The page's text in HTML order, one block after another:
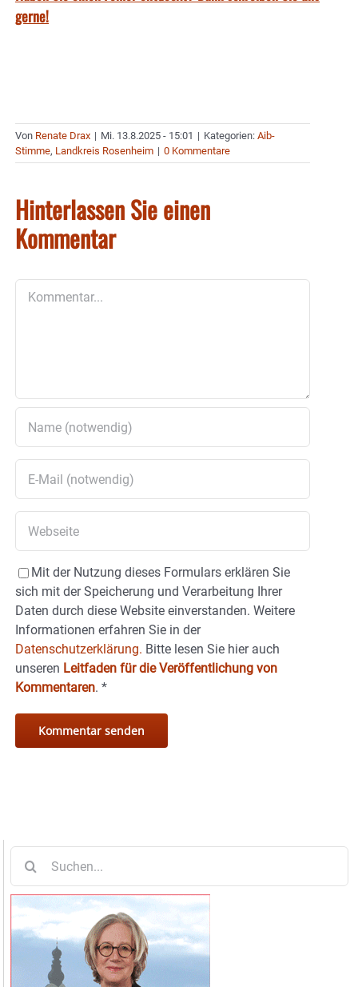
gerne!
Von Renate Drax | Mi. 13.8.2025 - 15:01 | Kategorien: Aib-
Stimme, Landkreis Rosenheim | 0 Kommentare
Hinterlassen Sie einen
Kommentar
Mit der Nutzung dieses Formulars erklären Sie
sich mit der Speicherung und Verarbeitung Ihrer
Daten durch diese Website einverstanden. Weitere
Informationen erfahren Sie in der
Datenschutzerklärung. Bitte lesen Sie hier auch
unseren Leitfaden für die Veröffentlichung von
Kommentaren. *
nach: